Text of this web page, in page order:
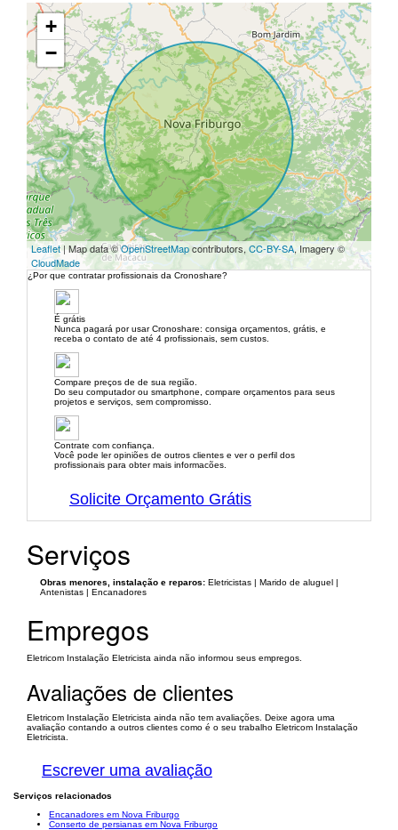
+
−
Leaflet | Map data ©OpenStreetMapcontributors, CC-BY-SA, Imagery ©
CloudMade
¿Por que contratar profissionais da Cronoshare?
É grátis
Nunca pagará por usar Cronoshare: consiga orçamentos, grátis, e
receba o contato de até 4 profissionais, sem custos.
Compare preços de de sua região.
Do seu computador ou smartphone, compare orçamentos para seus
projetos e serviços, sem compromisso.
Contrate com confiança.
Você pode ler opiniões de outros clientes e ver o perfil dos
profissionais para obter mais informacões.
Solicite Orçamento Grátis
Serviços
Obras menores, instalação e reparos: Eletricistas | Marido de aluguel |
Antenistas | Encanadores
Empregos
Eletricom Instalação Eletricista ainda não informou seus empregos.
Avaliações de clientes
Eletricom Instalação Eletricista ainda não tem avaliações. Deixe agora uma
avaliação contando a outros clientes como é o seu trabalho Eletricom Instalação
Eletricista.
Escrever uma avaliação
Serviços relacionados
Encanadores em Nova Friburgo
Conserto de persianas em Nova Friburgo